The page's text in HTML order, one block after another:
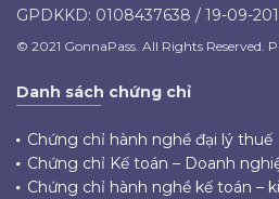
GPDKKD: 0108437638 / 19-09-
© 2021 GonnaPass. All Rights Reserved.
Danh sách chứng chỉ
Chứng chỉ hành nghề đại lý thuế
Chứng chỉ Kế toán – Doanh
Chứng chỉ hành nghề kế toán –